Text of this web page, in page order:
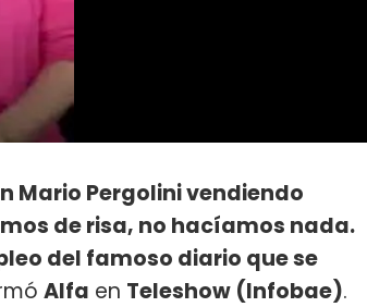
Mario Pergolini vendiendo
de risa, no hacíamos nada.
del famoso diario que se
Alfa en Teleshow (Infobae).